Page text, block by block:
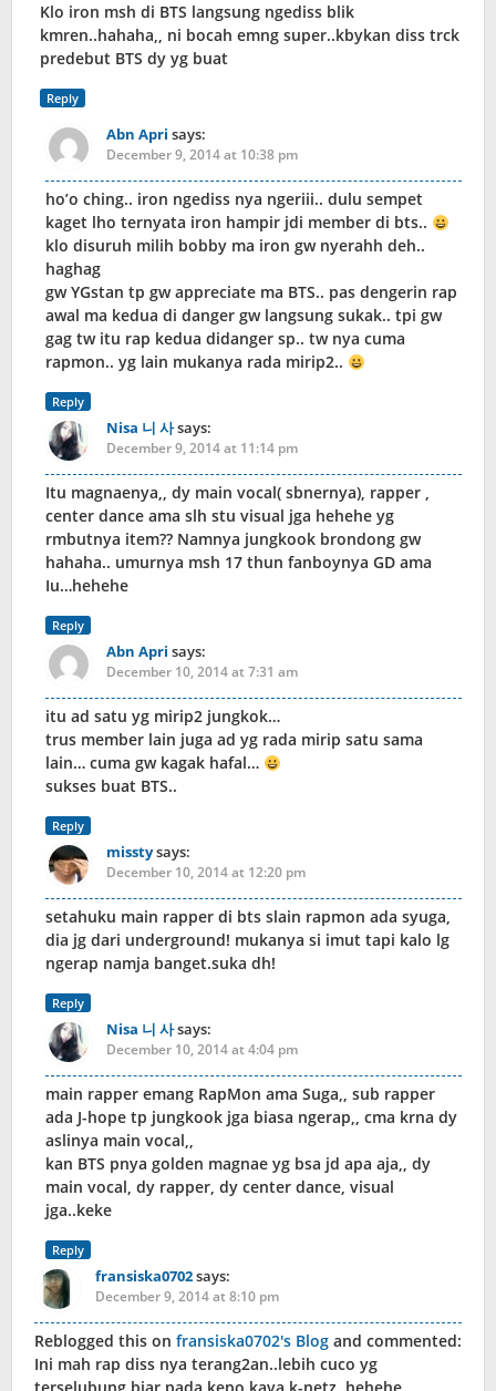
Klo iron msh di BTS langsung ngediss blik
kmren..hahaha,, ni bocah emng super..kbykan diss trck
predebut BTS dy yg buat
Reply
Abn Apri says:
December 9, 2014 at 10:38 pm
ho’o ching.. iron ngediss nya ngeriii.. dulu sempet
kaget lho ternyata iron hampir jdi member di bts..
klo disuruh milih bobby ma iron gw nyerahh deh..
haghag
gw YGstan tp gw appreciate ma BTS.. pas dengerin rap
awal ma kedua di danger gw langsung sukak.. tpi gw
gag tw itu rap kedua didanger sp.. tw nya cuma
rapmon.. yg lain mukanya rada mirip2..
Reply
Nisa 니 사says:
December 9, 2014 at 11:14 pm
Itu magnaenya,, dy main vocal( sbnernya), rapper ,
center dance ama slh stu visual jga hehehe yg
rmbutnya item?? Namnya jungkook brondong gw
hahaha.. umurnya msh 17 thun fanboynya GD ama
Iu…hehehe
Reply
Abn Apri says:
December 10, 2014 at 7:31 am
itu ad satu yg mirip2 jungkok…
trus member lain juga ad yg rada mirip satu sama
lain… cuma gw kagak hafal…
sukses buat BTS..
Reply
misstysays:
December 10, 2014 at 12:20 pm
setahuku main rapper di bts slain rapmon ada syuga,
dia jg dari underground! mukanya si imut tapi kalo lg
ngerap namja banget.suka dh!
Reply
Nisa 니 사says:
December 10, 2014 at 4:04 pm
main rapper emang RapMon ama Suga,, sub rapper
ada J-hope tp jungkook jga biasa ngerap,, cma krna dy
aslinya main vocal,,
kan BTS pnya golden magnae yg bsa jd apa aja,, dy
main vocal, dy rapper, dy center dance, visual
jga..keke
Reply
fransiska0702says:
December 9, 2014 at 8:10 pm
Reblogged this on fransiska0702's Blog and commented:
Ini mah rap diss nya terang2an..lebih cuco yg